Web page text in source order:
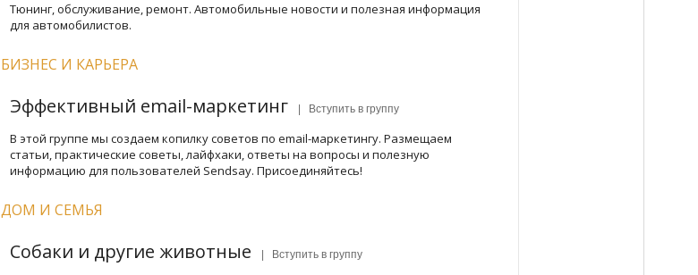
Тюнинг, обслуживание, ремонт. Автомобильные новости и полезная информация
для автомобилистов.
БИЗНЕС И КАРЬЕРА
Эффективный email-маркетинг | Вступить в группу
В этой группе мы создаем копилку советов по email-маркетингу. Размещаем
статьи, практические советы, лайфхаки, ответы на вопросы и полезную
информацию для пользователей Sendsay. Присоединяйтесь!
ДОМ И СЕМЬЯ
Собаки и другие животные | Вступить в группу